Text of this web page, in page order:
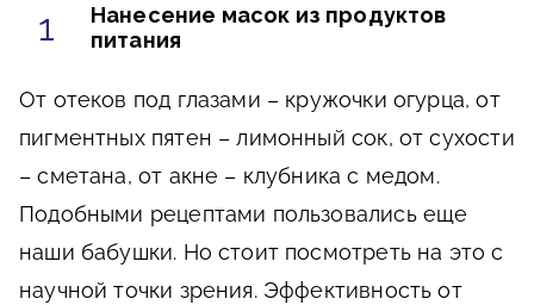
Нанесение масок из продуктов
питания
От отеков под глазами – кружочки огурца, от
пигментных пятен – лимонный сок, от сухости
– сметана, от акне – клубника с медом.
Подобными рецептами пользовались еще
наши бабушки. Но стоит посмотреть на это с
научной точки зрения. Эффективность от